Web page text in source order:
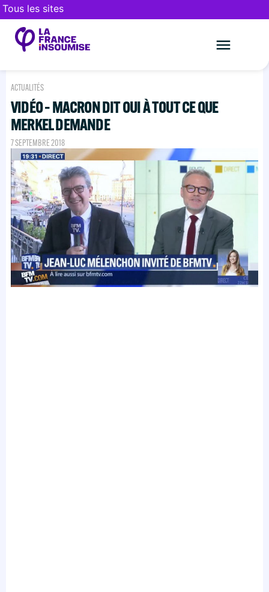
Tous les sites
ACTUALITÉS
VIDÉO – MACRON DIT OUI À TOUT CE QUE
MERKEL DEMANDE
7 SEPTEMBRE 2018